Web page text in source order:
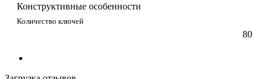
Конструктивные особенности
Количество ключей
80